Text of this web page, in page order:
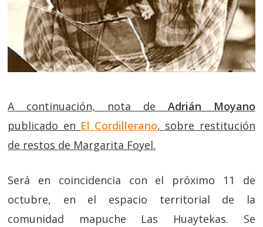
A continuación, nota de Adrián Moyano
publicado en El Cordillerano, sobre restitución
de restos de Margarita Foyel.
Será en coincidencia con el próximo 11 de
octubre, en el espacio territorial de la
comunidad mapuche Las Huaytekas. Se